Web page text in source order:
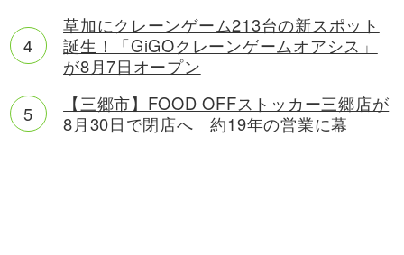
草加にクレーンゲーム213台の新スポット
誕生！「GiGOクレーンゲームオアシス」
が8月7日オープン
【三郷市】FOOD OFFストッカー三郷店が
8月30日で閉店へ 約19年の営業に幕